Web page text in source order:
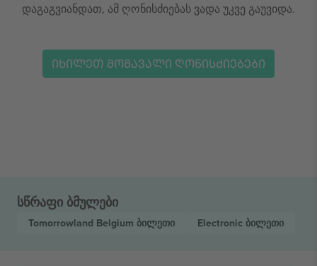
დაგაგვიანდათ, ამ ღონისძიებას ვადა უკვე გაუვიდა.
ᲘᲮᲘᲚᲔᲗ ᲛᲝᲛᲐᲕᲐᲚᲘ ᲦᲝᲜᲘᲡᲫᲘᲔᲑᲔᲑᲘ
სწრაფი ბმულები
Tomorrowland Belgium ბილეთი Electronic ბილეთი